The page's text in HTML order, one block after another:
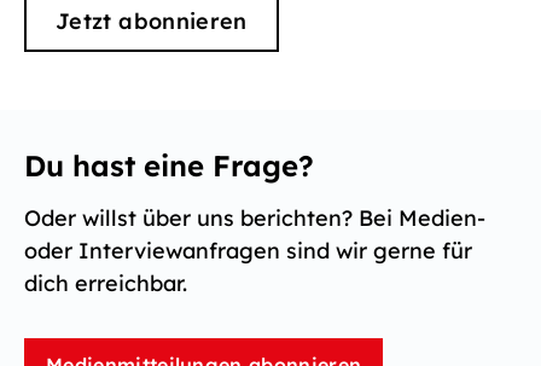
Jetzt abonnieren
Du hast eine Frage?
Oder willst über uns berichten? Bei Medien-
oder Interviewanfragen sind wir gerne für
dich erreichbar.